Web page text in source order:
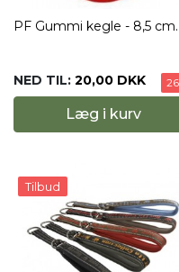
PF Gummi kegle - 8,5 cm.
NED TIL: 20,00 DKK
Læg i kurv
Tilbud